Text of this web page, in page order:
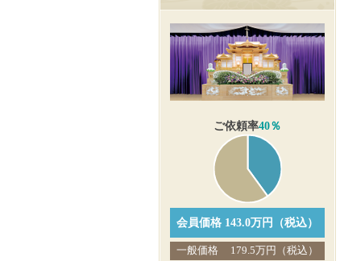
ご依頼率40％
会員価格 143.0万円（税込）
一般価格 179.5万円（税込）